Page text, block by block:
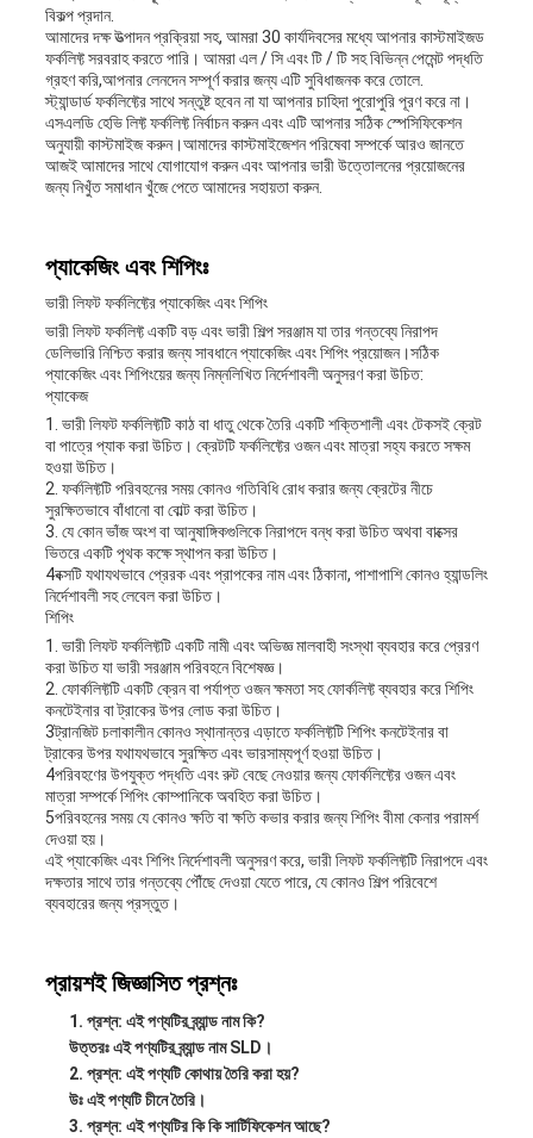
বিকল্প প্রদান.
আমাদের দক্ষ উত্পাদন প্রক্রিয়া সহ, আমরা 30 কার্যদিবসের মধ্যে আপনার কাস্টমাইজড
ফর্কলিফ্ট সরবরাহ করতে পারি। আমরা এল / সি এবং টি / টি সহ বিভিন্ন পেমেন্ট পদ্ধতি
গ্রহণ করি,আপনার লেনদেন সম্পূর্ণ করার জন্য এটি সুবিধাজনক করে তোলে.
স্ট্যান্ডার্ড ফর্কলিফ্টের সাথে সন্তুষ্ট হবেন না যা আপনার চাহিদা পুরোপুরি পূরণ করে না।
এসএলডি হেভি লিফ্ট ফর্কলিফ্ট নির্বাচন করুন এবং এটি আপনার সঠিক স্পেসিফিকেশন
অনুযায়ী কাস্টমাইজ করুন।আমাদের কাস্টমাইজেশন পরিষেবা সম্পর্কে আরও জানতে
আজই আমাদের সাথে যোগাযোগ করুন এবং আপনার ভারী উত্তোলনের প্রয়োজনের
জন্য নিখুঁত সমাধান খুঁজে পেতে আমাদের সহায়তা করুন.
প্যাকেজিং এবং শিপিংঃ
ভারী লিফট ফর্কলিফ্টের প্যাকেজিং এবং শিপিং
ভারী লিফট ফর্কলিফ্ট একটি বড় এবং ভারী শিল্প সরঞ্জাম যা তার গন্তব্যে নিরাপদ
ডেলিভারি নিশ্চিত করার জন্য সাবধানে প্যাকেজিং এবং শিপিং প্রয়োজন।সঠিক
প্যাকেজিং এবং শিপিংয়ের জন্য নিম্নলিখিত নির্দেশাবলী অনুসরণ করা উচিত:
প্যাকেজ
1. ভারী লিফট ফর্কলিফ্টটি কাঠ বা ধাতু থেকে তৈরি একটি শক্তিশালী এবং টেকসই ক্রেট
বা পাত্রে প্যাক করা উচিত। ক্রেটটি ফর্কলিফ্টের ওজন এবং মাত্রা সহ্য করতে সক্ষম
হওয়া উচিত।
2. ফর্কলিফ্টটি পরিবহনের সময় কোনও গতিবিধি রোধ করার জন্য ক্রেটের নীচে
সুরক্ষিতভাবে বাঁধানো বা বোল্ট করা উচিত।
3. যে কোন ভাঁজ অংশ বা আনুষাঙ্গিকগুলিকে নিরাপদে বন্ধ করা উচিত অথবা বাক্সের
ভিতরে একটি পৃথক কক্ষে স্থাপন করা উচিত।
4বক্সটি যথাযথভাবে প্রেরক এবং প্রাপকের নাম এবং ঠিকানা, পাশাপাশি কোনও হ্যান্ডলিং
নির্দেশাবলী সহ লেবেল করা উচিত।
শিপিং
1. ভারী লিফট ফর্কলিফ্টটি একটি নামী এবং অভিজ্ঞ মালবাহী সংস্থা ব্যবহার করে প্রেরণ
করা উচিত যা ভারী সরঞ্জাম পরিবহনে বিশেষজ্ঞ।
2. ফোর্কলিফ্টটি একটি ক্রেন বা পর্যাপ্ত ওজন ক্ষমতা সহ ফোর্কলিফ্ট ব্যবহার করে শিপিং
কনটেইনার বা ট্রাকের উপর লোড করা উচিত।
3ট্রানজিট চলাকালীন কোনও স্থানান্তর এড়াতে ফর্কলিফ্টটি শিপিং কনটেইনার বা
ট্রাকের উপর যথাযথভাবে সুরক্ষিত এবং ভারসাম্যপূর্ণ হওয়া উচিত।
4পরিবহণের উপযুক্ত পদ্ধতি এবং রুট বেছে নেওয়ার জন্য ফোর্কলিফ্টের ওজন এবং
মাত্রা সম্পর্কে শিপিং কোম্পানিকে অবহিত করা উচিত।
5পরিবহনের সময় যে কোনও ক্ষতি বা ক্ষতি কভার করার জন্য শিপিং বীমা কেনার পরামর্শ
দেওয়া হয়।
এই প্যাকেজিং এবং শিপিং নির্দেশাবলী অনুসরণ করে, ভারী লিফট ফর্কলিফ্টটি নিরাপদে এবং
দক্ষতার সাথে তার গন্তব্যে পৌঁছে দেওয়া যেতে পারে, যে কোনও শিল্প পরিবেশে
ব্যবহারের জন্য প্রস্তুত।
প্রায়শই জিজ্ঞাসিত প্রশ্নঃ
প্রশ্ন: এই পণ্যটির ব্র্যান্ড নাম কি?
উত্তরঃ এই পণ্যটির ব্র্যান্ড নাম SLD।
প্রশ্ন: এই পণ্যটি কোথায় তৈরি করা হয়?
উঃ এই পণ্যটি চীনে তৈরি।
প্রশ্ন: এই পণ্যটির কি কি সার্টিফিকেশন আছে?